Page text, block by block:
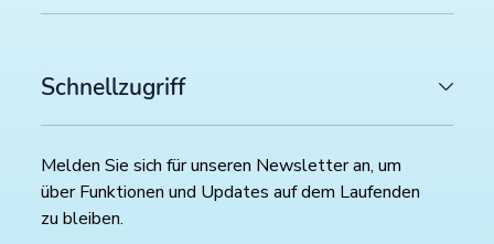
Schnellzugriff
Melden Sie sich für unseren Newsletter an, um
über Funktionen und Updates auf dem Laufenden
zu bleiben.